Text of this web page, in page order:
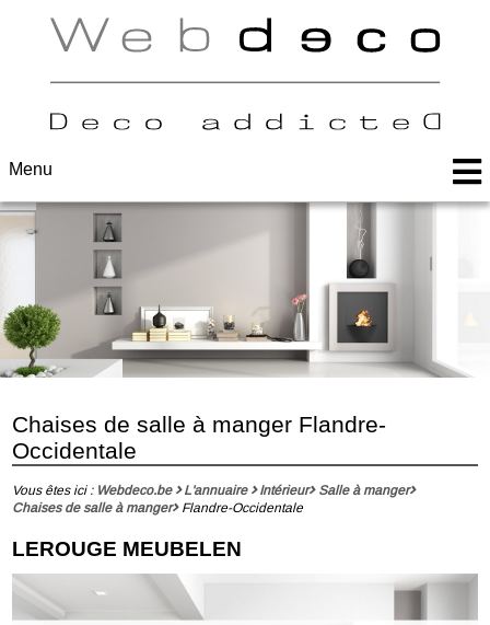
Menu
Chaises de salle à manger Flandre-
Occidentale
Vous êtes ici : Webdeco.be L'annuaire Intérieur
Salle à manger
Chaises de salle à manger
Flandre-Occidentale
LEROUGE MEUBELEN